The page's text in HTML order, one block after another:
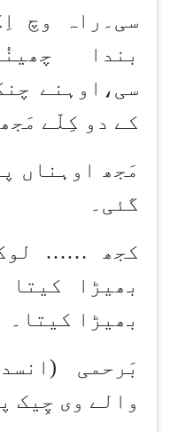
سی۔راہ وچ
بندا
سی،اوہنے
کے دو کِلّے
مَجھ اوہناں
گئی۔
کجھ ……
بھیڑا
بھیڑا کیتا۔
بَرحمی
والے وی چِیک